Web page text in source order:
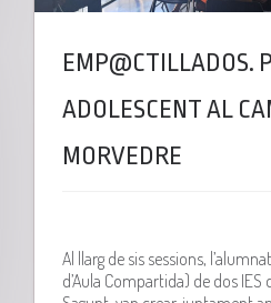
EMP@CTILLADOS.
ADOLESCENT AL
MORVEDRE
Al llarg de sis sessions,
d’Aula Compartida) de dos IES